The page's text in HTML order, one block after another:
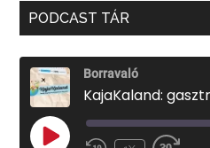
PODCAST TÁR
Borravaló
KajaKaland:
PLAY